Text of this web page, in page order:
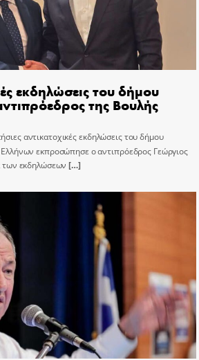
εκδηλώσεις του δήμου
της Βουλής
αντικατοχικές εκδηλώσεις του δήμου
εκπροσώπησε ο αντιπρόεδρος Γεώργιος
των εκδηλώσεων […]